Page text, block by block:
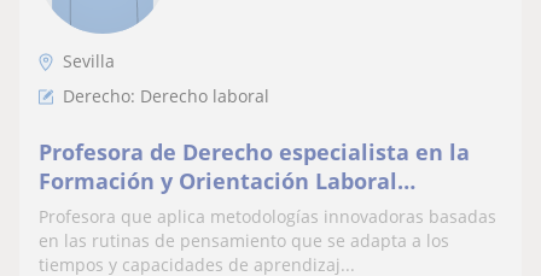
Sevilla
Derecho: Derecho laboral
Profesora de Derecho especialista en la
Formación y Orientación Laboral
disponible para dar clases a alumnos de
cualquier nivel
Profesora que aplica metodologías innovadoras basadas
en las rutinas de pensamiento que se adapta a los
tiempos y capacidades de aprendizaj...